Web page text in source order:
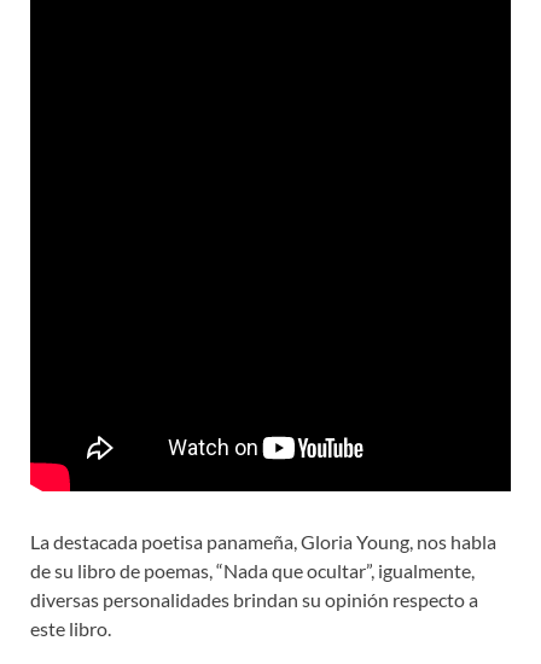
La destacada poetisa panameña, Gloria Young, nos habla
de su libro de poemas, “Nada que ocultar”, igualmente,
diversas personalidades brindan su opinión respecto a
este libro.